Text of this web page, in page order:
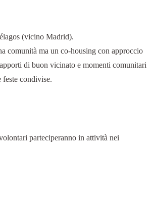
(vicino Madrid).
comunità ma un co-housing con approccio
di buon vicinato e momenti comunitari
feste condivise.
parteciperanno in attività nei